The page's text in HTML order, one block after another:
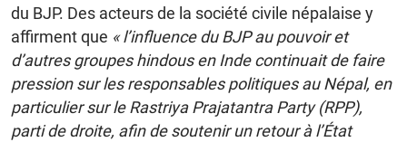
du BJP. Des acteurs de la société civile népalaise y
affirment que « l’influence du BJP au pouvoir et
d’autres groupes hindous en Inde continuait de faire
pression sur les responsables politiques au Népal, en
particulier sur le Rastriya Prajatantra Party (RPP),
parti de droite, afin de soutenir un retour à l’État